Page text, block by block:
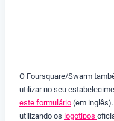
O Foursquare/Swarm
utilizar no seu
este formulário (em
utilizando os logotipos